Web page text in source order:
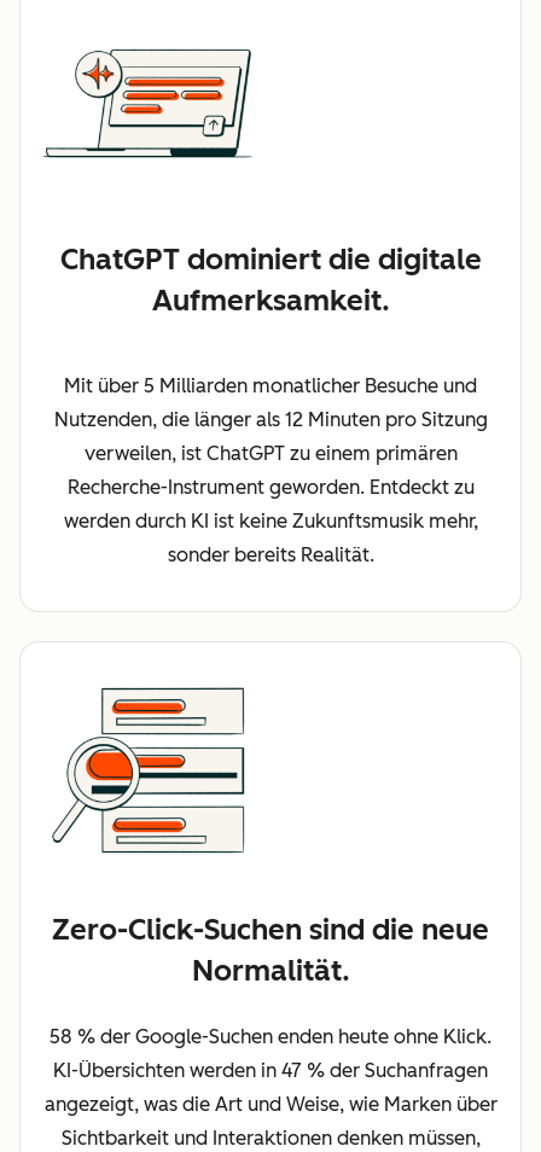
ChatGPT dominiert die digitale
Aufmerksamkeit.
Mit über 5 Milliarden monatlicher Besuche und
Nutzenden, die länger als 12 Minuten pro Sitzung
verweilen, ist ChatGPT zu einem primären
Recherche-Instrument geworden. Entdeckt zu
werden durch KI ist keine Zukunftsmusik mehr,
sonder bereits Realität.
Zero-Click-Suchen sind die neue
Normalität.
58 % der Google-Suchen enden heute ohne Klick.
KI-Übersichten werden in 47 % der Suchanfragen
angezeigt, was die Art und Weise, wie Marken über
Sichtbarkeit und Interaktionen denken müssen,